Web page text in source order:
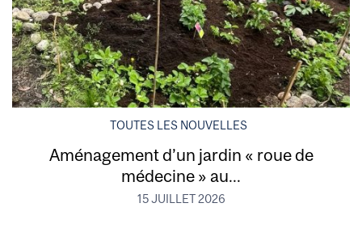
TOUTES LES NOUVELLES
Aménagement d’un jardin « roue de
médecine » au...
15 JUILLET 2026